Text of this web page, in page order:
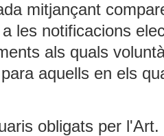
mitjançant
les notificacions
als quals
aquells en els
obligats per